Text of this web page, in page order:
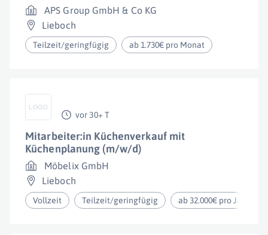
APS Group GmbH & Co KG
Lieboch
Teilzeit/geringfügig ab 1.730€ pro Monat
vor 30+ T
Mitarbeiter:in Küchenverkauf mit
Küchenplanung (m/w/d)
Möbelix GmbH
Lieboch
Vollzeit Teilzeit/geringfügig ab 32.000€ pro Jahr